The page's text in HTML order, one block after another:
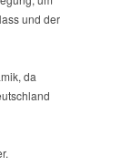
und der
da